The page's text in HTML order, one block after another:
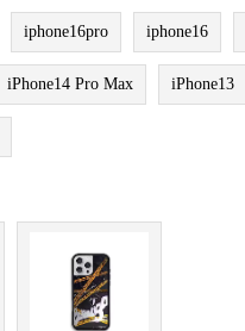
iphone16pro iphone16
iPhone14 Pro Max iPhone13